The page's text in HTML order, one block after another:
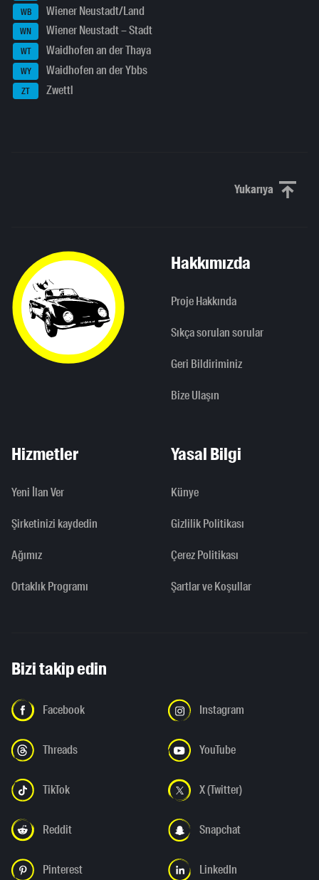
WB Wiener Neustadt/Land
WN Wiener Neustadt – Stadt
WT Waidhofen an der Thaya
WY Waidhofen an der Ybbs
ZT Zwettl
YukarıyaYukarı
Hakkımızda
Proje Hakkında
Sıkça sorulan sorular
Geri Bildiriminiz
Bize Ulaşın
Hizmetler
Yeni İlan Ver
Şirketinizi kaydedin
Ağımız
Ortaklık Programı
Yasal Bilgi
Künye
Gizlilik Politikası
Çerez Politikası
Şartlar ve Koşullar
Bizi takip edin
Facebook Instagram
Threads YouTube
TikTok X (Twitter)
Reddit Snapchat
Pinterest LinkedIn